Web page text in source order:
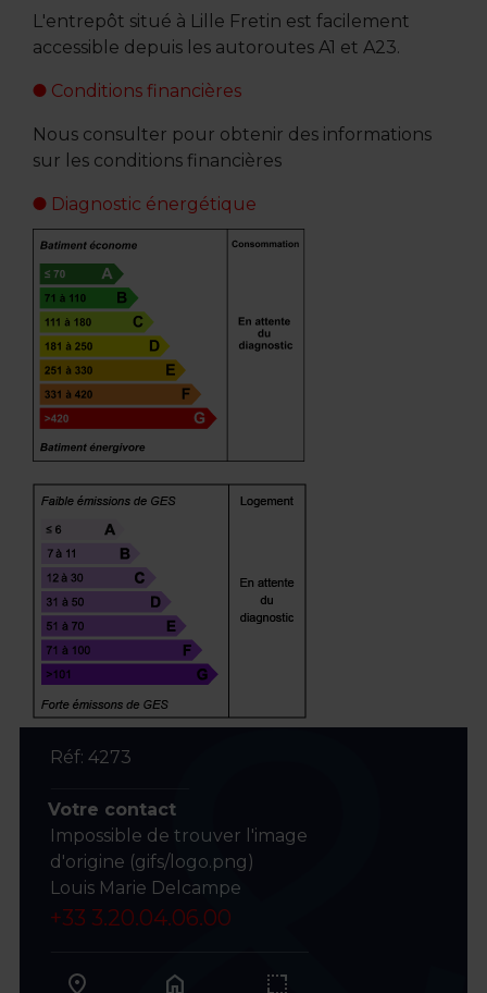
L'entrepôt situé à Lille Fretin est facilement
accessible depuis les autoroutes A1 et A23.
Conditions financières
Nous consulter pour obtenir des informations
sur les conditions financières
Diagnostic énergétique
Réf: 4273
Votre contact
Impossible de trouver l'image
d'origine (gifs/logo.png)
Louis Marie Delcampe
+33 3.20.04.06.00
home